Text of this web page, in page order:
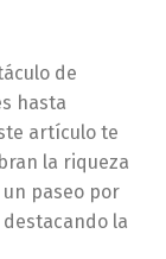
de
hasta
artículo te
la riqueza
paseo por
la